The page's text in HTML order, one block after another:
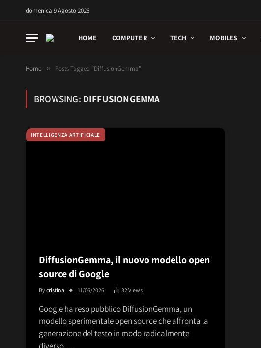
domenica 9 Agosto 2026
HOME COMPUTER TECH MOBILES
Home » Posts Tagged "DiffusionGemma"
BROWSING: DIFFUSIONGEMMA
INTELLIGENZA ARTIFICIALE
DiffusionGemma, il nuovo modello open
source di Google
Bycristina 11/06/2026 32Views
Google ha reso pubblico DiffusionGemma, un
modello sperimentale open source che affronta la
generazione del testo in modo radicalmente
diverso…